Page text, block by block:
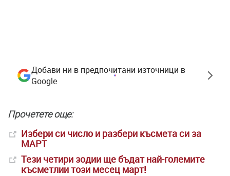
Добави ни в предпочитани източници в
Google
Прочетете още:
Избери си число и разбери късмета си за
МАРТ
Тези четири зодии ще бъдат най-големите
късметлии този месец март!